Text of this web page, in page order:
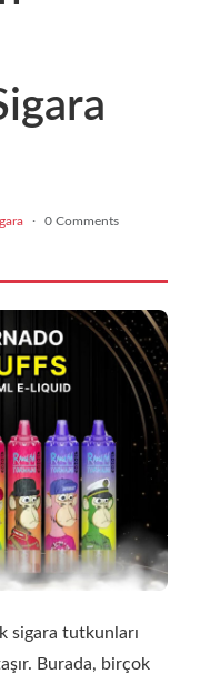
· 0 Comments
sigara tutkunları
Burada, birçok